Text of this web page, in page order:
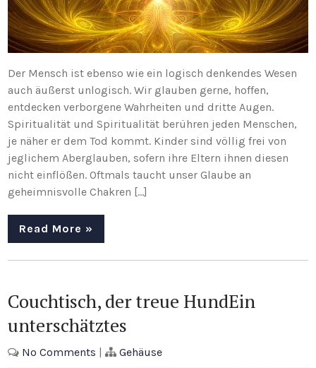
Der Mensch ist ebenso wie ein logisch denkendes Wesen
auch äußerst unlogisch. Wir glauben gerne, hoffen,
entdecken verborgene Wahrheiten und dritte Augen.
Spiritualität und Spiritualität berühren jeden Menschen,
je näher er dem Tod kommt. Kinder sind völlig frei von
jeglichem Aberglauben, sofern ihre Eltern ihnen diesen
nicht einflößen. Oftmals taucht unser Glaube an
geheimnisvolle Chakren […]
Read More »
Couchtisch, der treue HundEin
unterschätztes
No Comments | Gehäuse